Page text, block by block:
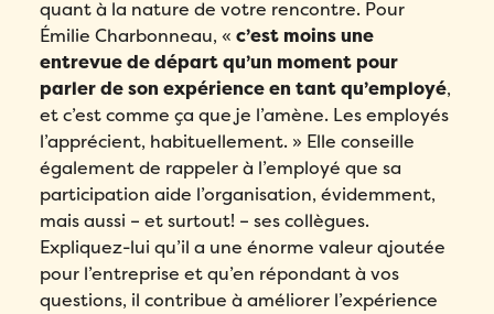
quant à la nature de votre rencontre. Pour
Émilie Charbonneau, « c’est moins une
entrevue de départ qu’un moment pour
parler de son expérience en tant qu’employé,
et c’est comme ça que je l’amène. Les employés
l’apprécient, habituellement. » Elle conseille
également de rappeler à l’employé que sa
participation aide l’organisation, évidemment,
mais aussi – et surtout! – ses collègues.
Expliquez-lui qu’il a une énorme valeur ajoutée
pour l’entreprise et qu’en répondant à vos
questions, il contribue à améliorer l’expérience
confidentialitéde Folks.
Envoyer